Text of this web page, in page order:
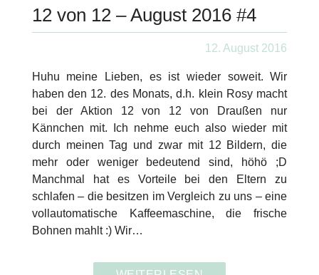
12 von 12 – August 2016 #4
12. August 2016
Huhu meine Lieben, es ist wieder soweit. Wir
haben den 12. des Monats, d.h. klein Rosy macht
bei der Aktion 12 von 12 von Draußen nur
Kännchen mit. Ich nehme euch also wieder mit
durch meinen Tag und zwar mit 12 Bildern, die
mehr oder weniger bedeutend sind, höhö ;D
Manchmal hat es Vorteile bei den Eltern zu
schlafen – die besitzen im Vergleich zu uns – eine
vollautomatische Kaffeemaschine, die frische
Bohnen mahlt :) Wir…